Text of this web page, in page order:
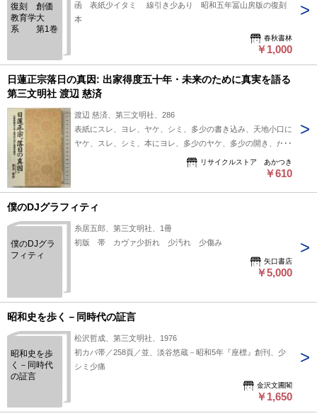
復刻 創価
教育学大
系 第1巻
函 表紙少イタミ 線引き少あり 昭和五年冨山房版の復刻
本
春秋書林
￥1,000
日蓮正宗落日の真因: 出家得度五十年・未来のために真実を語る
第三文明社 渡辺 慈済
渡辺 慈済、第三文明社、286
表紙にスレ、ヨレ、ヤケ、シミ、多少の書き込み、天地小口に
ヤケ、スレ、シミ、本にヨレ、多少のヤケ、多少の開き、があ
ります。本を読むことに支障はございません。※注意事項※■
商品・状態はコンディションガイドラインに基づき、判断・出
リサイクルストア あかつき
￥610
僕のDJグラフィティ
僕のDJグラ
フィティ
糸居五郎、第三文明社、1冊
初版 帯 カヴァ少折れ 少汚れ 少傷み
矢口書店
￥5,000
昭和史を歩く－同時代の証言
昭和史を歩
く－同時代
の証言
松沢哲成、第三文明社、1976
初カバ帯／258頁／並、淡谷悠蔵－昭和5年『座標』創刊、少
シミ少痛
金沢文圃閣
￥1,650